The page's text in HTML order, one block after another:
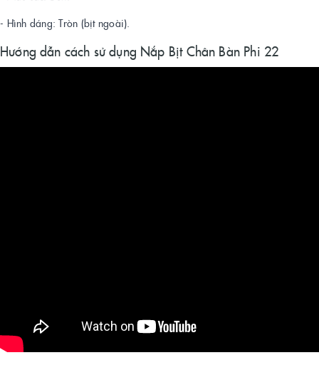
- Hình dáng: Tròn (bịt ngoài).
Hướng dẫn cách sử dụng Nắp Bịt Chân Bàn Phi 22